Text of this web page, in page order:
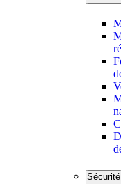
Sécurité